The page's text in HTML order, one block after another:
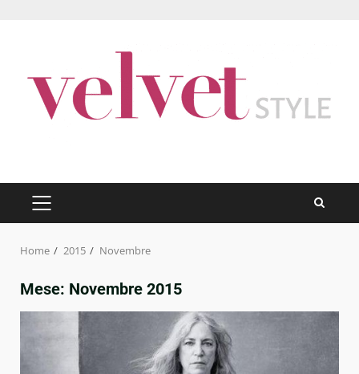
PRIMARY
MENU
Home 2015 Novembre
Mese: Novembre 2015